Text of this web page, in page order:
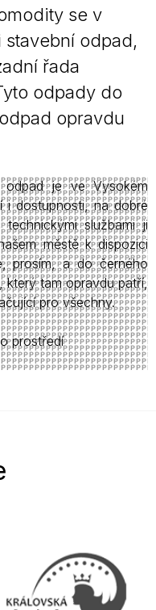
se v
odpad,
řada
odpady do
opravdu
je ve Vysokém
dostupnosti, na dobré
službami ji
městě k dispozici
prosím, a do černého
který tam opravdu patří,
pro všechny.
prostředí